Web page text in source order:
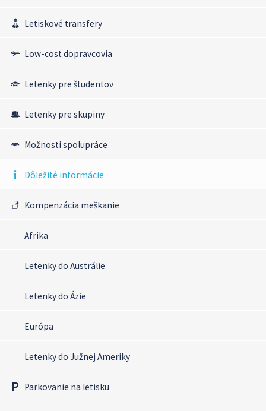
Letiskové transfery
Low-cost dopravcovia
Letenky pre študentov
Letenky pre skupiny
Možnosti spolupráce
Dôležité informácie
Kompenzácia meškanie
Afrika
Letenky do Austrálie
Letenky do Ázie
Európa
Letenky do Južnej Ameriky
Parkovanie na letisku